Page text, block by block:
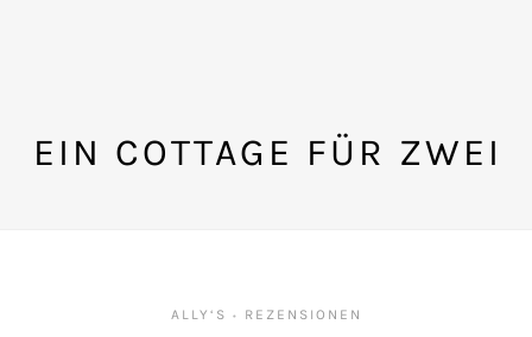
EIN COTTAGE FÜR ZWEI
ALLY‘S • REZENSIONEN